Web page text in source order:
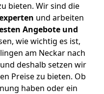
bieten. Wir sind die
und arbeiten
Angebote und
wie wichtig es ist,
am Neckar nach
deshalb setzen wir
Preise zu bieten. Ob
haben oder ein